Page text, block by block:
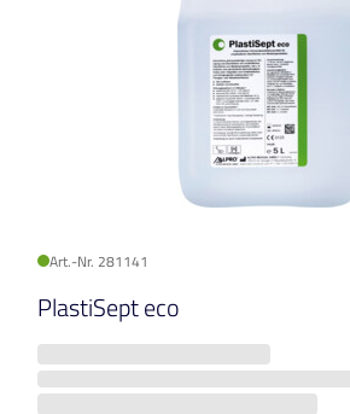
Art.-Nr. 281141
PlastiSept eco